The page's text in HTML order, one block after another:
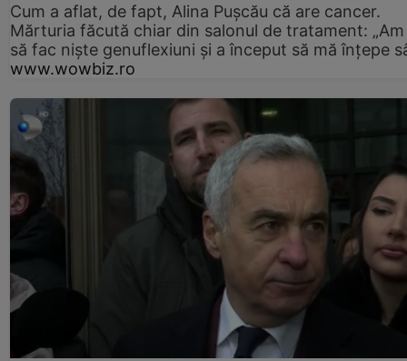
Cum a aflat, de fapt, Alina Pușcău că are cancer.
Mărturia făcută chiar din salonul de tratament:
să fac niște genuflexiuni și a început să mă înțepe
www.wowbiz.ro